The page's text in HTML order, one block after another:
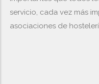
servicio, cada vez más
asociaciones de